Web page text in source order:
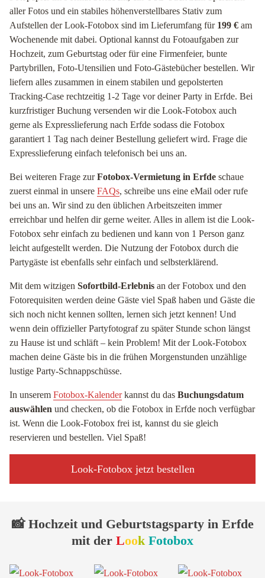
aller Fotos und ein stabiles höhenverstellbares Stativ zum
Aufstellen der Look-Fotobox sind im Lieferumfang für 199 € am
Wochenende mit dabei. Optional kannst du Fotoaufgaben zur
Hochzeit, zum Geburtstag oder für eine Firmenfeier, bunte
Partybrillen, Foto-Utensilien und Foto-Gästebücher bestellen. Wir
liefern alles zusammen in einem stabilen und gepolsterten
Tracking-Case rechtzeitig 1-2 Tage vor deiner Party in Erfde. Bei
kurzfristiger Buchung versenden wir die Look-Fotobox auch
gerne als Expresslieferung nach Erfde sodass die Fotobox
garantiert 1 Tag nach deiner Bestellung geliefert wird. Frage die
Expresslieferung einfach telefonisch bei uns an.
Bei weiteren Frage zurFotobox-Vermietung in Erfde schaue
zuerst einmal in unsere FAQs, schreibe uns eine eMail oder rufe
bei uns an. Wir sind zu den üblichen Arbeitszeiten immer
erreichbar und helfen dir gerne weiter. Alles in allem ist die Look-
Fotobox sehr einfach zu bedienen und kann von 1 Person ganz
leicht aufgestellt werden. Die Nutzung der Fotobox durch die
Partygäste ist ebenfalls sehr einfach und selbsterklärend.
Mit dem witzigen Sofortbild-Erlebnis an der Fotobox und den
Fotorequisiten werden deine Gäste viel Spaß haben und Gäste die
sich noch nicht kennen sollten, lernen sich jetzt kennen! Und
wenn dein offizieller Partyfotograf zu später Stunde schon längst
zu Hause ist und schläft – kein Problem! Mit der Look-Fotobox
machen deine Gäste bis in die frühen Morgenstunden unzählige
lustige Party-Schnappschüsse.
In unserem Fotobox-Kalenderkannst du das Buchungsdatum
auswählen und checken, ob die Fotobox in Erfde noch verfügbar
ist. Wenn die Look-Fotobox frei ist, kannst du sie gleich
reservieren und bestellen. Viel Spaß!
Look-Fotobox jetzt bestellen
📸 Hochzeit und Geburtstagsparty in Erfde
mit der Look Fotobox